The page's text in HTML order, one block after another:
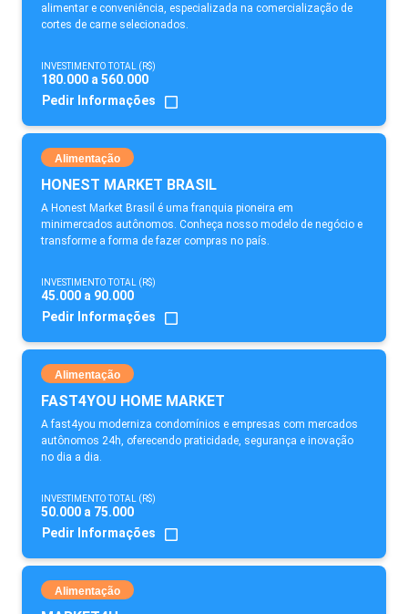
alimentar e conveniência, especializada na comercialização de
cortes de carne selecionados.
INVESTIMENTO TOTAL (R$)
180.000 a 560.000
Pedir Informações
Alimentação
HONEST MARKET BRASIL
A Honest Market Brasil é uma franquia pioneira em
minimercados autônomos. Conheça nosso modelo de negócio e
transforme a forma de fazer compras no país.
INVESTIMENTO TOTAL (R$)
45.000 a 90.000
Pedir Informações
Alimentação
FAST4YOU HOME MARKET
A fast4you moderniza condomínios e empresas com mercados
autônomos 24h, oferecendo praticidade, segurança e inovação
no dia a dia.
INVESTIMENTO TOTAL (R$)
50.000 a 75.000
Pedir Informações
Alimentação